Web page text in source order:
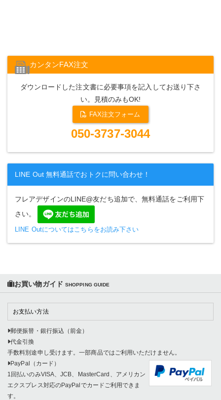
カンタンFAX注文
ダウンロードした注文書に必要事項を記入してお送り下さ
い。見積のみもOK!
FAX注文フォーム
050-3737-3044
LINE Out 無料通話でおトクに問い合わせ！
フレアデザインのLINE@友だち追加で、無料通話をご利用下
さい。
LINE Outについてはこちらをお読み下さい
お買い物ガイド SHOPPING GUIDE
お支払い方法
郵便振替・銀行振込（前金）
代金引換
手数料別途申し受けます。一部商品ではご利用いただけません。
PayPal（カード）
1回払いのみVISA、JCB、MasterCard、アメリカン
エクスプレス対応のPayPalでカードご利用できま
す。